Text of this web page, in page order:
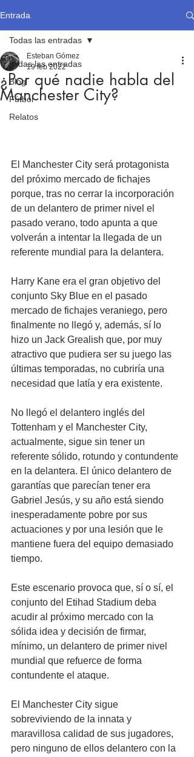
Entrada
Todas las entradas
Blog
Fútbol
Relatos
Todas las entradas
¿Por qué nadie habla del
Manchester City?
Esteban Gómez
19 feb 2022
El Manchester City será protagonista
del próximo mercado de fichajes
porque, tras no cerrar la incorporación
de un delantero de primer nivel el
pasado verano, todo apunta a que
volverán a intentar la llegada de un
referente mundial para la delantera.
Harry Kane era el gran objetivo del
conjunto Sky Blue en el pasado
mercado de fichajes veraniego, pero
finalmente no llegó y, además, sí lo
hizo un Jack Grealish que, por muy
atractivo que pudiera ser su juego las
últimas temporadas, no cubriría una
necesidad que latía y era existente.
No llegó el delantero inglés del
Tottenham y el Manchester City,
actualmente, sigue sin tener un
referente sólido, rotundo y contundente
en la delantera. El único delantero de
garantías que parecían tener era
Gabriel Jesús, y su año está siendo
inesperadamente pobre por sus
actuaciones y por una lesión que le
mantiene fuera del equipo demasiado
tiempo.
Este escenario provoca que, sí o sí, el
conjunto del Etihad Stadium deba
acudir al próximo mercado con la
sólida idea y decisión de firmar,
mínimo, un delantero de primer nivel
mundial que refuerce de forma
contundente el ataque.
El Manchester City sigue
sobreviviendo de la innata y
maravillosa calidad de sus jugadores,
pero ninguno de ellos delantero con la